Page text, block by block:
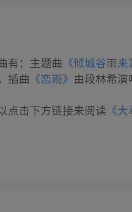
有：主题曲 《倾城谷雨来
插曲 《恋雨》 由段林希
点击下方链接来阅读 《